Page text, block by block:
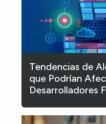
Tendencias de
que Podrían
Desarrolladores